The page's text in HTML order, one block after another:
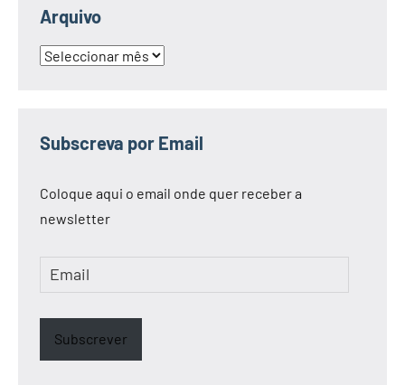
Arquivo
Arquivo
Subscreva por Email
Coloque aqui o email onde quer receber a
newsletter
Email
Subscrever